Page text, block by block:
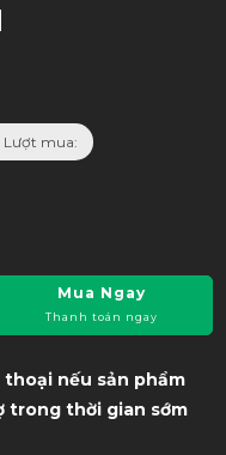
Lượt mua:
Mua Ngay
Thanh toán ngay
nếu sản phẩm
trong thời gian sớm